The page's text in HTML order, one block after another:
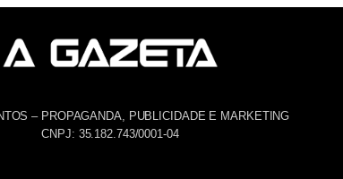
– PROPAGANDA, PUBLICIDADE E MARKETING
CNPJ: 35.182.743/0001-04